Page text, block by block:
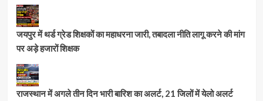
जयपुर में थर्ड ग्रेड शिक्षकों का महाधरना जारी, तबादला नीति लागू करने की मांग
पर अड़े हजारों शिक्षक
राजस्थान में अगले तीन दिन भारी बारिश का अलर्ट, 21 जिलों में येलो अलर्ट